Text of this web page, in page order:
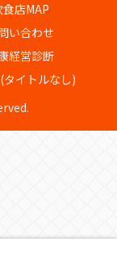
食店MAP
い合わせ
経営診断
タイトルなし)